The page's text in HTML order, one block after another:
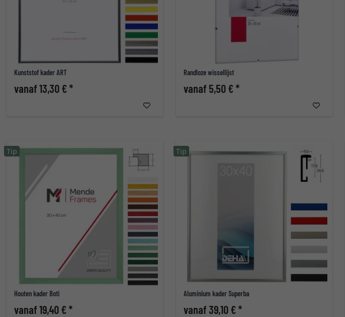
Kunststof kader ART
vanaf 13,30 € *
Randloze wissellijst
vanaf 5,50 € *
Houten kader Boti
vanaf 19,40 € *
Tip
Aluminium kader Superba
vanaf 39,10 € *
Tip